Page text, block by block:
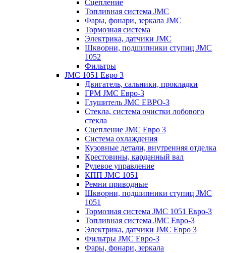
Сцепление
Топливная система JMC
Фары, фонари, зеркала JMC
Тормозная система
Электрика, датчики JMC
Шкворни, подшипники ступиц JMC
1052
Фильтры
JMC 1051 Евро 3
Двигатель, сальники, прокладки
ГРМ JMC Евро-3
Глушитель JMC ЕВРО-3
Стекла, система очистки лобового
стекла
Сцепление JMC Евро 3
Система охлаждения
Кузовные детали, внутренняя отделка
Крестовины, карданный вал
Рулевое управление
КПП JMC 1051
Ремни приводные
Шкворни, подшипники ступиц JMC
1051
Тормозная система JMC 1051 Евро-3
Топливная система JMC Евро-3
Электрика, датчики JMC Евро 3
Фильтры JMC Евро-3
Фары, фонари, зеркала